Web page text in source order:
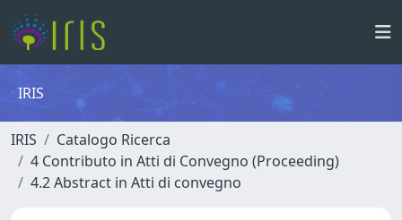
IRIS
IRIS
Catalogo Ricerca
4 Contributo in Atti di Convegno (Proceeding)
4.2 Abstract in Atti di convegno